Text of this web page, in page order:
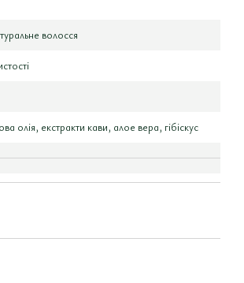
волосся
олія, екстракти кави, алое вера, гібіскус